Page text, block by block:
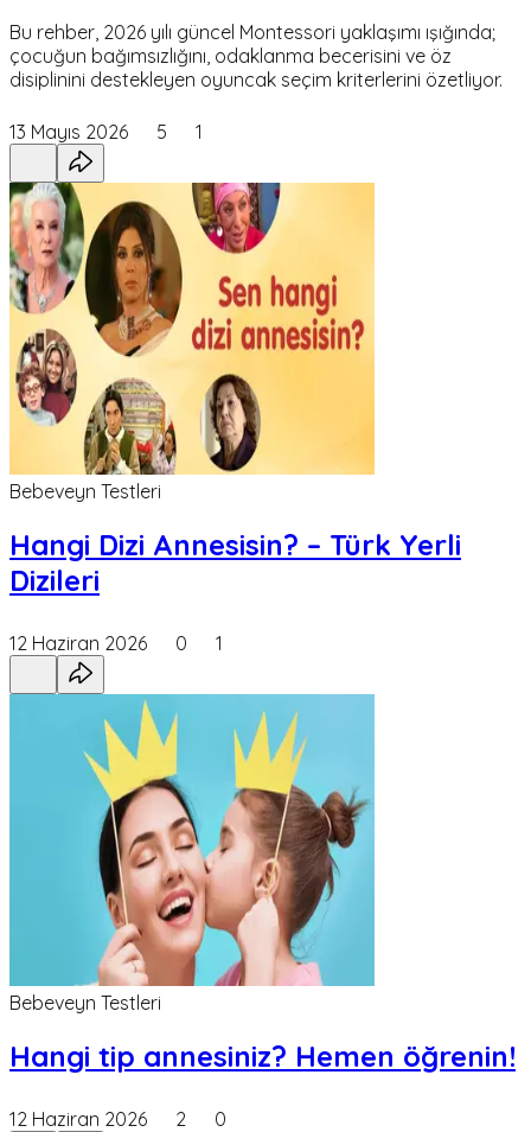
Bu rehber, 2026 yılı güncel Montessori yaklaşımı ışığında;
çocuğun bağımsızlığını, odaklanma becerisini ve öz
disiplinini destekleyen oyuncak seçim kriterlerini özetliyor.
13 Mayıs 2026 5 1
Bebeveyn Testleri
Hangi Dizi Annesisin? – Türk Yerli
Dizileri
12 Haziran 2026 0 1
Bebeveyn Testleri
Hangi tip annesiniz? Hemen öğrenin!
12 Haziran 2026 2 0